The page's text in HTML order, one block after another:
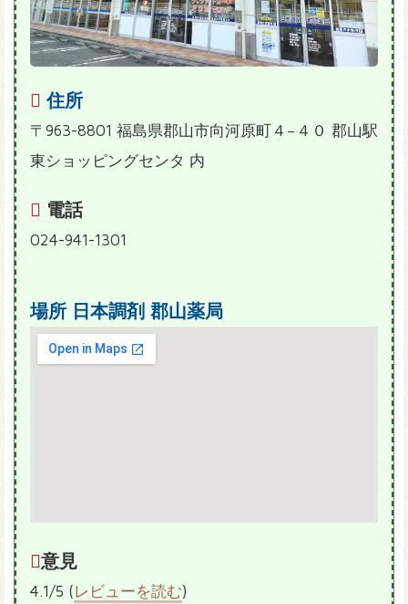
住所
〒963-8801 福島県郡山市向河原町４−４０ 郡山駅
東ショッピングセンタ 内
電話
024-941-1301
場所 日本調剤 郡山薬局
意見
4.1/5 (レビューを読む)